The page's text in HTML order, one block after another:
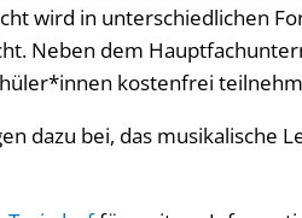
wird in unterschiedlichen
Neben dem
kostenfrei
dazu bei, das musikalische